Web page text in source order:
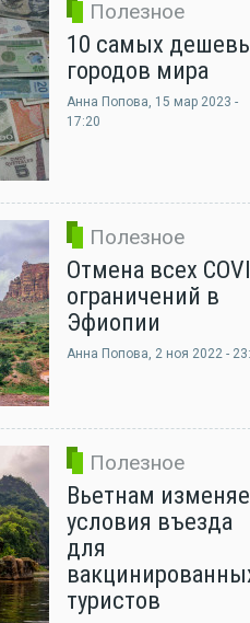
Полезное
10 самых
городов мира
Анна Попова, 15 мар 2023 -
17:20
Полезное
Отмена всех
ограничений в
Эфиопии
Анна Попова, 2 ноя 2022 -
Полезное
Вьетнам
условия въезда
для
туристов